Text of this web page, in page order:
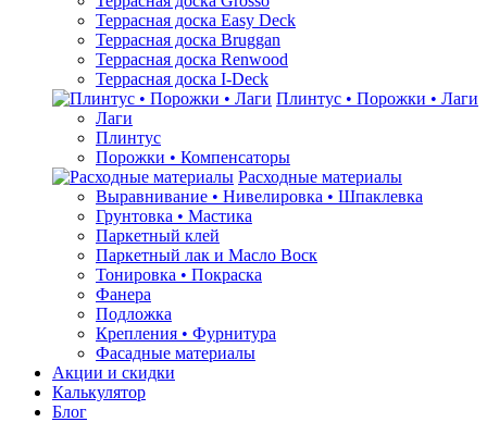
Террасная доска Easy Deck
Террасная доска Bruggan
Террасная доска Renwood
Террасная доска I-Deck
Плинтус • Порожки • Лаги
Лаги
Плинтус
Порожки • Компенсаторы
Расходные материалы
Выравнивание • Нивелировка • Шпаклевка
Грунтовкa • Мастика
Паркетный клей
Паркетный лак и Масло Воск
Тонировка • Покраска
Фанера
Подложка
Крепления • Фурнитура
Фасадные материалы
Акции и скидки
Калькулятор
Блог